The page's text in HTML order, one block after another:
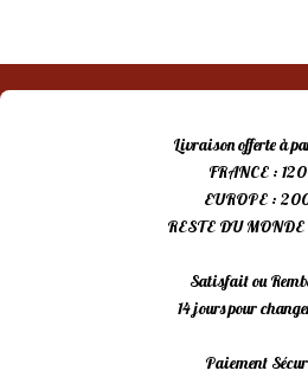
Livraison offerte à
FRANCE :
EUROPE :
RESTE DU
Satisfait ou
14 jours pour
Paiement